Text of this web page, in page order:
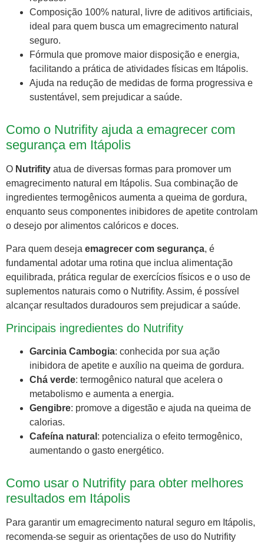
Composição 100% natural, livre de aditivos artificiais,
ideal para quem busca um emagrecimento natural
seguro.
Fórmula que promove maior disposição e energia,
facilitando a prática de atividades físicas em Itápolis.
Ajuda na redução de medidas de forma progressiva e
sustentável, sem prejudicar a saúde.
Como o Nutrifity ajuda a emagrecer com
segurança em Itápolis
O Nutrifity atua de diversas formas para promover um
emagrecimento natural em Itápolis. Sua combinação de
ingredientes termogênicos aumenta a queima de gordura,
enquanto seus componentes inibidores de apetite controlam
o desejo por alimentos calóricos e doces.
Para quem deseja emagrecer com segurança, é
fundamental adotar uma rotina que inclua alimentação
equilibrada, prática regular de exercícios físicos e o uso de
suplementos naturais como o Nutrifity. Assim, é possível
alcançar resultados duradouros sem prejudicar a saúde.
Principais ingredientes do Nutrifity
Garcinia Cambogia: conhecida por sua ação
inibidora de apetite e auxílio na queima de gordura.
Chá verde: termogênico natural que acelera o
metabolismo e aumenta a energia.
Gengibre: promove a digestão e ajuda na queima de
calorias.
Cafeína natural : potencializa o efeito termogênico,
aumentando o gasto energético.
Como usar o Nutrifity para obter melhores
resultados em Itápolis
Para garantir um emagrecimento natural seguro em Itápolis,
recomenda-se seguir as orientações de uso do Nutrifity